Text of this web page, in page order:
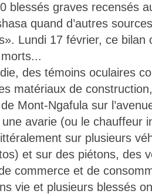
blessés graves recensés
quand d’autres
Lundi 17 février, ce bilan
des témoins oculaires
matériaux de
Mont-Ngafula sur
avarie (ou le chauffeur
sur plusieurs
et sur des piétons, des
commerce et de
vie et plusieurs blessés